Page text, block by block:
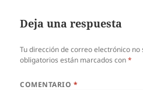
Deja una respuesta
Tu dirección de correo electrónico no
obligatorios están marcados con*
COMENTARIO *